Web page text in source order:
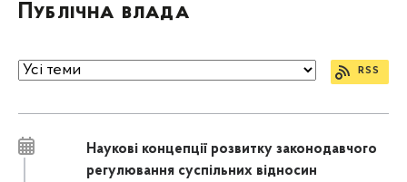
Публічна влада
RSS
Науковi концепції розвитку законодавчого
регулювання суспільних відносин